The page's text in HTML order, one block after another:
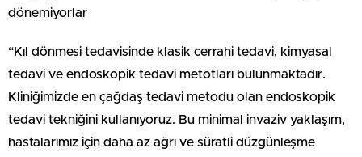
dönemiyorlar
“Kıl dönmesi tedavisinde klasik cerrahi tedavi, kimyasal
tedavi ve endoskopik tedavi metotları bulunmaktadır.
Kliniğimizde en çağdaş tedavi metodu olan endoskopik
tedavi tekniğini kullanıyoruz. Bu minimal invaziv yaklaşım,
hastalarımız için daha az ağrı ve süratli düzgünleşme